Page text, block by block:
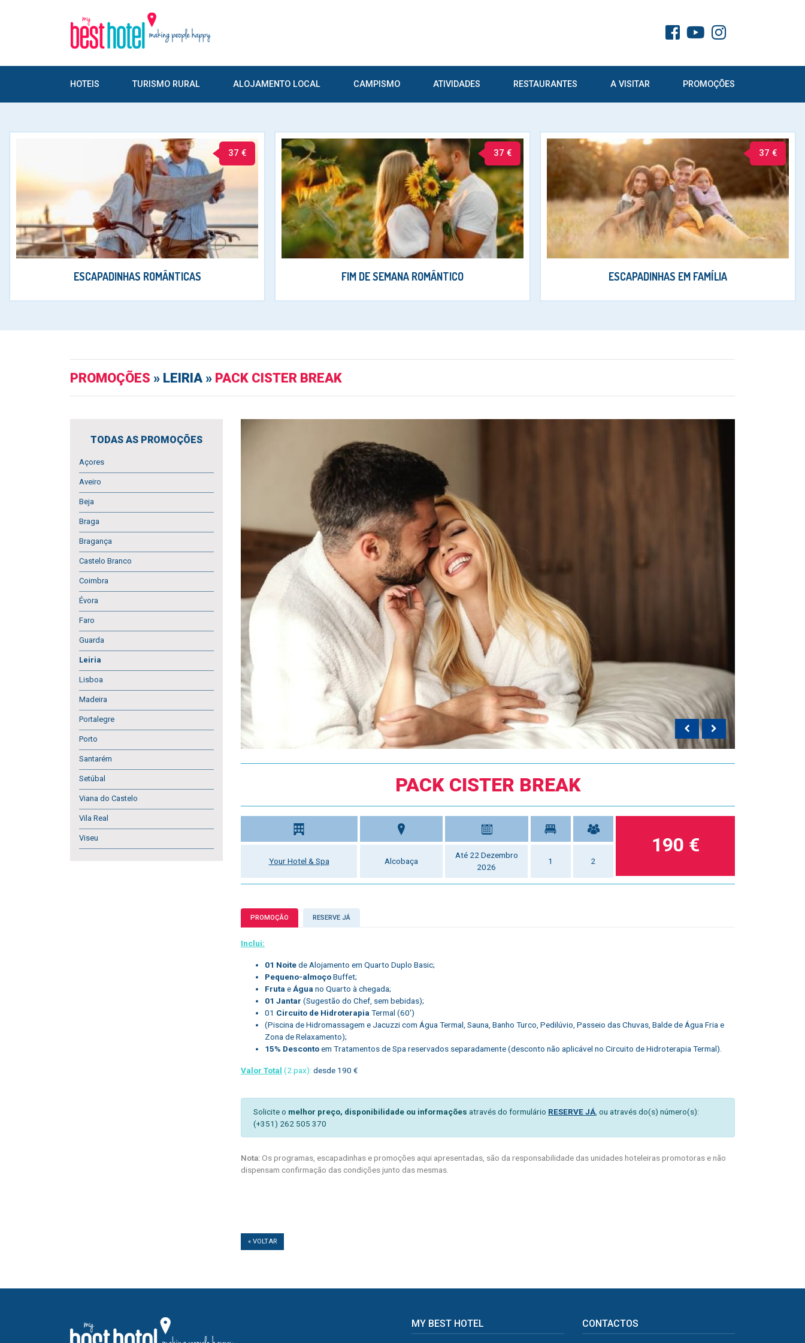
HOTEIS TURISMO RURAL ALOJAMENTO LOCAL CAMPISMO ATIVIDADES RESTAURANTES A VISITAR PROMOÇÕES
37 €
ESCAPADINHAS ROMÂNTICAS
37 €
FIM DE SEMANA ROMÂNTICO
37 €
ESCAPADINHAS EM FAMÍLIA
PROMOÇÕES » LEIRIA » PACK CISTER BREAK
TODAS AS PROMOÇÕES
Açores
Aveiro
Beja
Braga
Bragança
Castelo Branco
Coimbra
Évora
Faro
Guarda
Leiria
Lisboa
Madeira
Portalegre
Porto
Santarém
Setúbal
Viana do Castelo
Vila Real
Viseu
PACK CISTER BREAK
Your Hotel & Spa Alcobaça
Até 22 Dezembro
2026
1 2
190 €
PROMOÇÃO RESERVE JÁ
Inclui:
01 Noitede Alojamento em Quarto Duplo Basic;
Pequeno-almoçoBuffet;
Fruta eÁgua no Quarto à chegada;
01 Jantar (Sugestão do Chef, sem bebidas);
01 Circuito de Hidroterapia Termal (60′)
(Piscina de Hidromassagem e Jacuzzi com Água Termal, Sauna, Banho Turco, Pedilúvio, Passeio das Chuvas, Balde de Água Fria e
Zona de Relaxamento);
15% Descontoem Tratamentos de Spa reservados separadamente (desconto não aplicável no Circuito de Hidroterapia Termal).
Valor Total (2 pax): desde 190 €
Solicite o melhor preço, disponibilidade ou informações através do formulário RESERVE JÁ, ou através do(s) número(s):
(+351) 262 505 370
Nota:Os programas, escapadinhas e promoções aqui apresentadas, são da responsabilidade das unidades hoteleiras promotoras e não
dispensam confirmação das condições junto das mesmas.
« VOLTAR
MY BEST HOTEL CONTACTOS